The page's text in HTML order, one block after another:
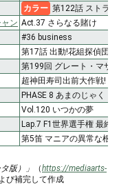
カラー 第122話 ストラ
ン Act.37 さらなる賭け
#36 business
第17話 出動!花組探偵団
第199回 グレート・マザ
超神田寿司出前大作戦!
PHASE 8 あまのじゃく
Vol.120 いつかの夢
Lap.7 F1世界選手権 最
第5笛 マニアの異常な根性
版）」 （https://mediaarts-
び補完して作成